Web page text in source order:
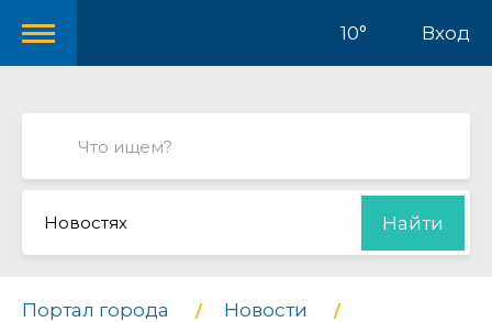
10° Вход
Новостях Найти
Портал города
Новости